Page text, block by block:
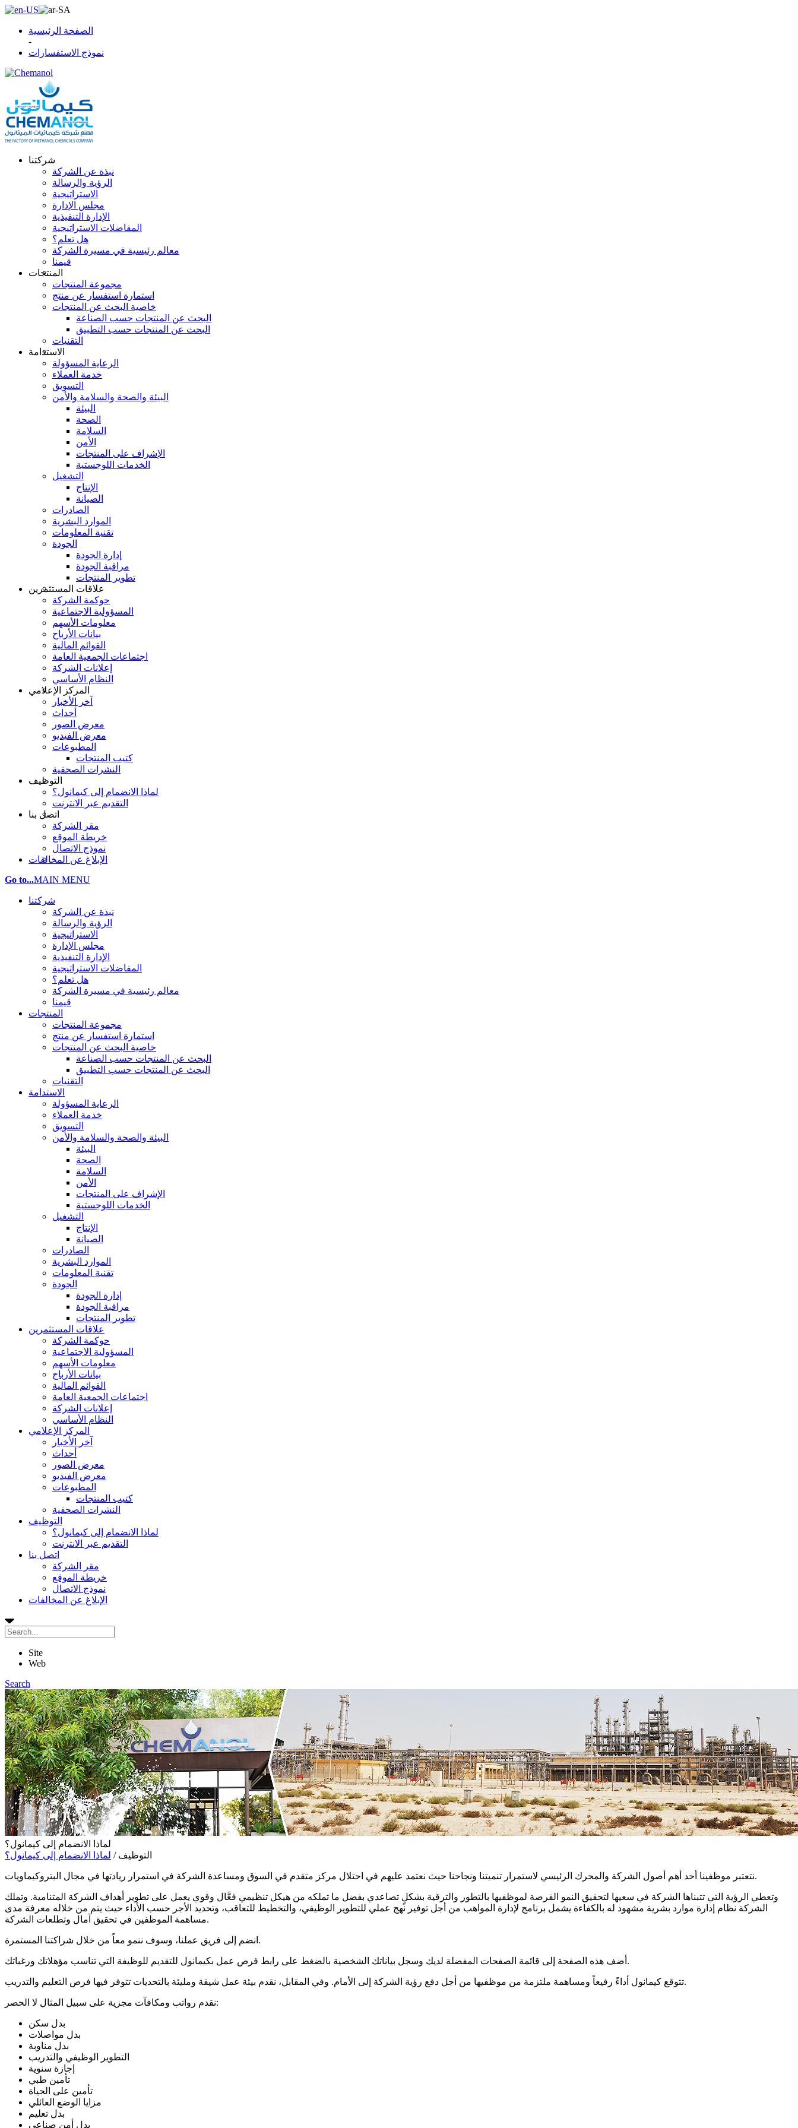
الصفحة الرئيسية
-
نموذج الاستفسارات
شركتنا
نبذة عن الشركة
الرؤية والرسالة
الاستراتيجية
مجلس الإدارة
الإدارة التنفيذية
المفاضلات الاستراتيجية
هل تعلم؟
معالم رئيسية في مسيرة الشركة
قيمنا
المنتجات
مجموعة المنتجات
استمارة استفسار عن منتج
خاصية البحث عن المنتجات
البحث عن المنتجات حسب الصناعة
البحث عن المنتجات حسب التطبيق
التقنيات
الاستدامة
الرعاية المسؤولة
خدمة العملاء
التسويق
البيئة والصحة والسلامة والأمن
البيئة
الصحة
السلامة
الأمن
الإشراف على المنتجات
الخدمات اللوجستية
التشغيل
الإنتاج
الصيانة
الصادرات
الموارد البشرية
تقنية المعلومات
الجودة
إدارة الجودة
مراقبة الجودة
تطوير المنتجات
علاقات المستثمرين
حوكمة الشركة
المسؤولية الاجتماعية
معلومات الأسهم
بيانات الأرباح
القوائم المالية
اجتماعات الجمعية العامة
إعلانات الشركة
النظام الأساسي
المركز الإعلامي
آخر الأخبار
أحداث
معرض الصور
معرض الفيديو
المطبوعات
كتيب المنتجات
النشرات الصحفية
التوظيف
لماذا الانضمام إلى كيمانول؟
التقديم عبر الانترنت
اتصل بنا
مقر الشركة
خريطة الموقع
نموذج الاتصال
الإبلاغ عن المخالفات
Go to...MAIN MENU
شركتنا
نبذة عن الشركة
الرؤية والرسالة
الاستراتيجية
مجلس الإدارة
الإدارة التنفيذية
المفاضلات الاستراتيجية
هل تعلم؟
معالم رئيسية في مسيرة الشركة
قيمنا
المنتجات
مجموعة المنتجات
استمارة استفسار عن منتج
خاصية البحث عن المنتجات
البحث عن المنتجات حسب الصناعة
البحث عن المنتجات حسب التطبيق
التقنيات
الاستدامة
الرعاية المسؤولة
خدمة العملاء
التسويق
البيئة والصحة والسلامة والأمن
البيئة
الصحة
السلامة
الأمن
الإشراف على المنتجات
الخدمات اللوجستية
التشغيل
الإنتاج
الصيانة
الصادرات
الموارد البشرية
تقنية المعلومات
الجودة
إدارة الجودة
مراقبة الجودة
تطوير المنتجات
علاقات المستثمرين
حوكمة الشركة
المسؤولية الاجتماعية
معلومات الأسهم
بيانات الأرباح
القوائم المالية
اجتماعات الجمعية العامة
إعلانات الشركة
النظام الأساسي
المركز الإعلامي
آخر الأخبار
أحداث
معرض الصور
معرض الفيديو
المطبوعات
كتيب المنتجات
النشرات الصحفية
التوظيف
لماذا الانضمام إلى كيمانول؟
التقديم عبر الانترنت
اتصل بنا
مقر الشركة
خريطة الموقع
نموذج الاتصال
الإبلاغ عن المخالفات
Site
Web
Search
لماذا الانضمام إلى كيمانول؟
التوظيف / لماذا الانضمام إلى كيمانول؟
نتعتبر موظفينا أحد أهم أصول الشركة والمحرك الرئيسي لاستمرار تنميتنا ونجاحنا حيث نعتمد عليهم في احتلال مركز متقدم في السوق ومساعدة الشركة في استمرار ريادتها في مجال البتروكيماويات.
وتعطي الرؤية التي تتبناها الشركة في سعيها لتحقيق النمو الفرصة لموظفيها بالتطور والترقية بشكلٍ تصاعدي بفضل ما تملكه من هيكل تنظيمي فعَّال وقوي يعمل على تطوير أهداف الشركة المتنامية. وتملك
الشركة نظام إدارة موارد بشرية مشهود له بالكفاءة يشمل برنامج لإدارة المواهب من أجل توفير نهج عملي للتطوير الوظيفي، والتخطيط للتعاقب، وتحديد الأجر حسب الأداء حيث يتم من خلاله معرفة مدى
مساهمة الموظفين في تحقيق آمال وتطلعات الشركة.
انضم إلى فريق عملنا، وسوف ننمو معاً من خلال شراكتنا المستمرة.
أضف هذه الصفحة إلى قائمة الصفحات المفضلة لديك وسجل بياناتك الشخصية بالضغط على رابط فرص عمل بكيمانول للتقديم للوظيفة التي تناسب مؤهلاتك ورغباتك.
تتوقع كيمانول أداءً رفيعاً ومساهمة ملتزمة من موظفيها من أجل دفع رؤية الشركة إلى الأمام. وفي المقابل، نقدم بيئة عمل شيقة ومليئة بالتحديات تتوفر فيها فرص التعليم والتدريب.
نقدم رواتب ومكافآت مجزية على سبيل المثال لا الحصر:
بدل سكن
بدل مواصلات
بدل مناوبة
التطوير الوظيفي والتدريب
إجازة سنوية
تأمين طبي
تأمين على الحياة
مزايا الوضع العائلي
بدل تعليم
بدل أمن صناعي